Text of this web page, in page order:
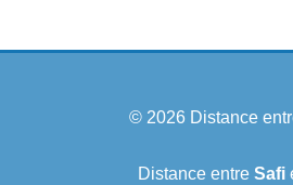
© 2026 Distance
Distance entre Safi